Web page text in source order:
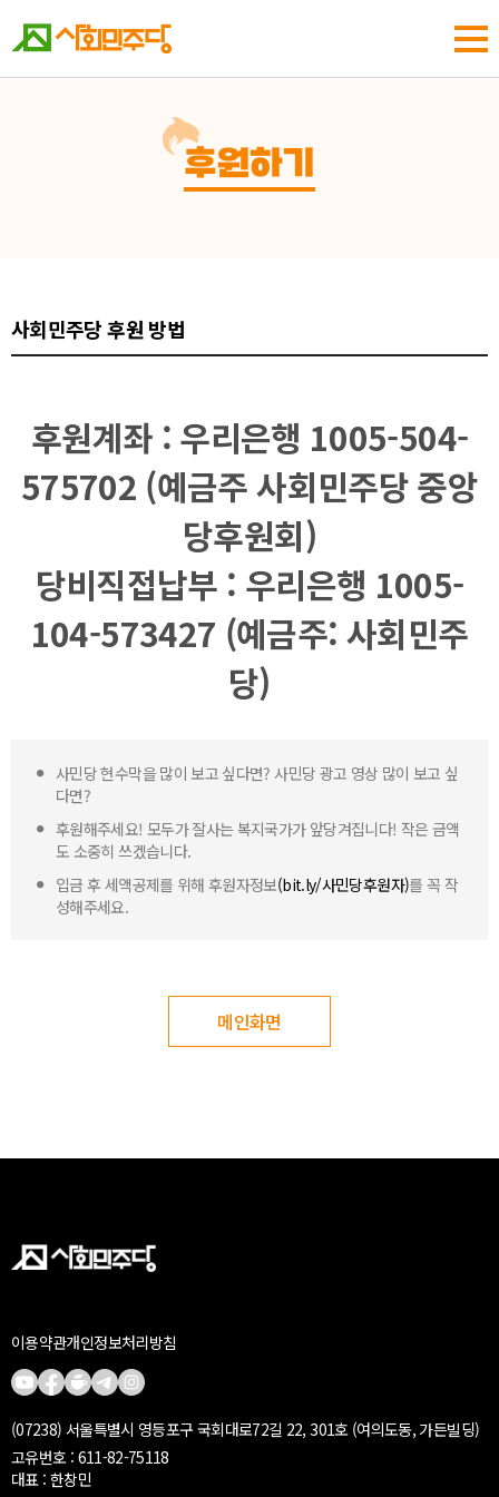
후원하기
사회민주당 후원 방법
후원계좌 : 우리은행 1005-504-
575702 (예금주 사회민주당 중앙
당후원회)
당비직접납부 : 우리은행 1005-
104-573427 (예금주: 사회민주
당)
사민당 현수막을 많이 보고 싶다면? 사민당 광고 영상 많이 보고 싶
다면?
후원해주세요! 모두가 잘사는 복지국가가 앞당겨집니다! 작은 금액
도 소중히 쓰겠습니다.
입금 후 세액공제를 위해 후원자정보(bit.ly/사민당후원자)를 꼭 작
성해주세요.
메인화면
이용약관개인정보처리방침
(07238) 서울특별시 영등포구 국회대로72길 22, 301호 (여의도동, 가든빌딩)
고유번호 : 611-82-75118
대표 : 한창민